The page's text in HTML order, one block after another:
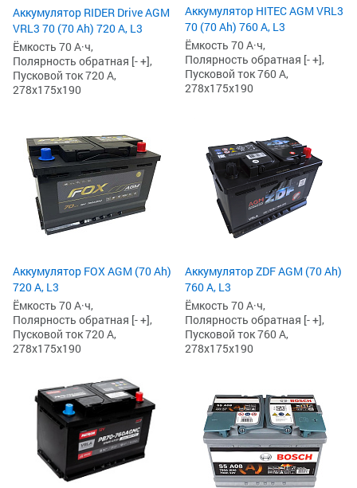
Аккумулятор RIDER Drive AGM
VRL3 70 (70 Ah) 720 А, L3
Ёмкость 70 А·ч,
Полярность обратная [- +],
Пусковой ток 720 А,
278x175x190
Аккумулятор HITEC AGM VRL3
70 (70 Ah) 760 А, L3
Ёмкость 70 А·ч,
Полярность обратная [- +],
Пусковой ток 760 А,
278x175x190
Аккумулятор FOX AGM (70 Ah)
720 А, L3
Ёмкость 70 А·ч,
Полярность обратная [- +],
Пусковой ток 720 А,
278x175x190
Аккумулятор ZDF AGM (70 Ah)
760 А, L3
Ёмкость 70 А·ч,
Полярность обратная [- +],
Пусковой ток 760 А,
278x175x190